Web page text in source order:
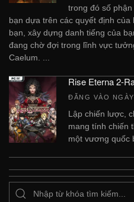
trong đó số
bạn dựa trên các quyết định
bạn, xây dựng danh tiếng của
đang chờ đợi trong lĩnh vực
Caelum. ...
Rise Eterna 2-
ĐĂNG VÀO
Lập chiến lược,
mang tính chiến
một vương quốc